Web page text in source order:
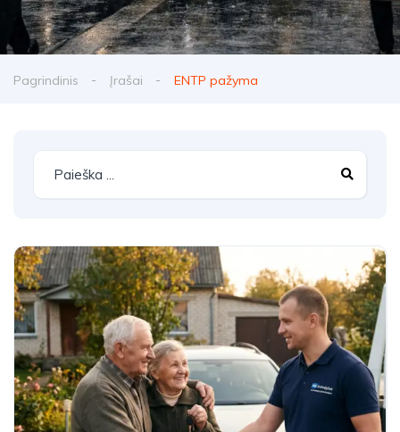
Pagrindinis Įrašai ENTP pažyma